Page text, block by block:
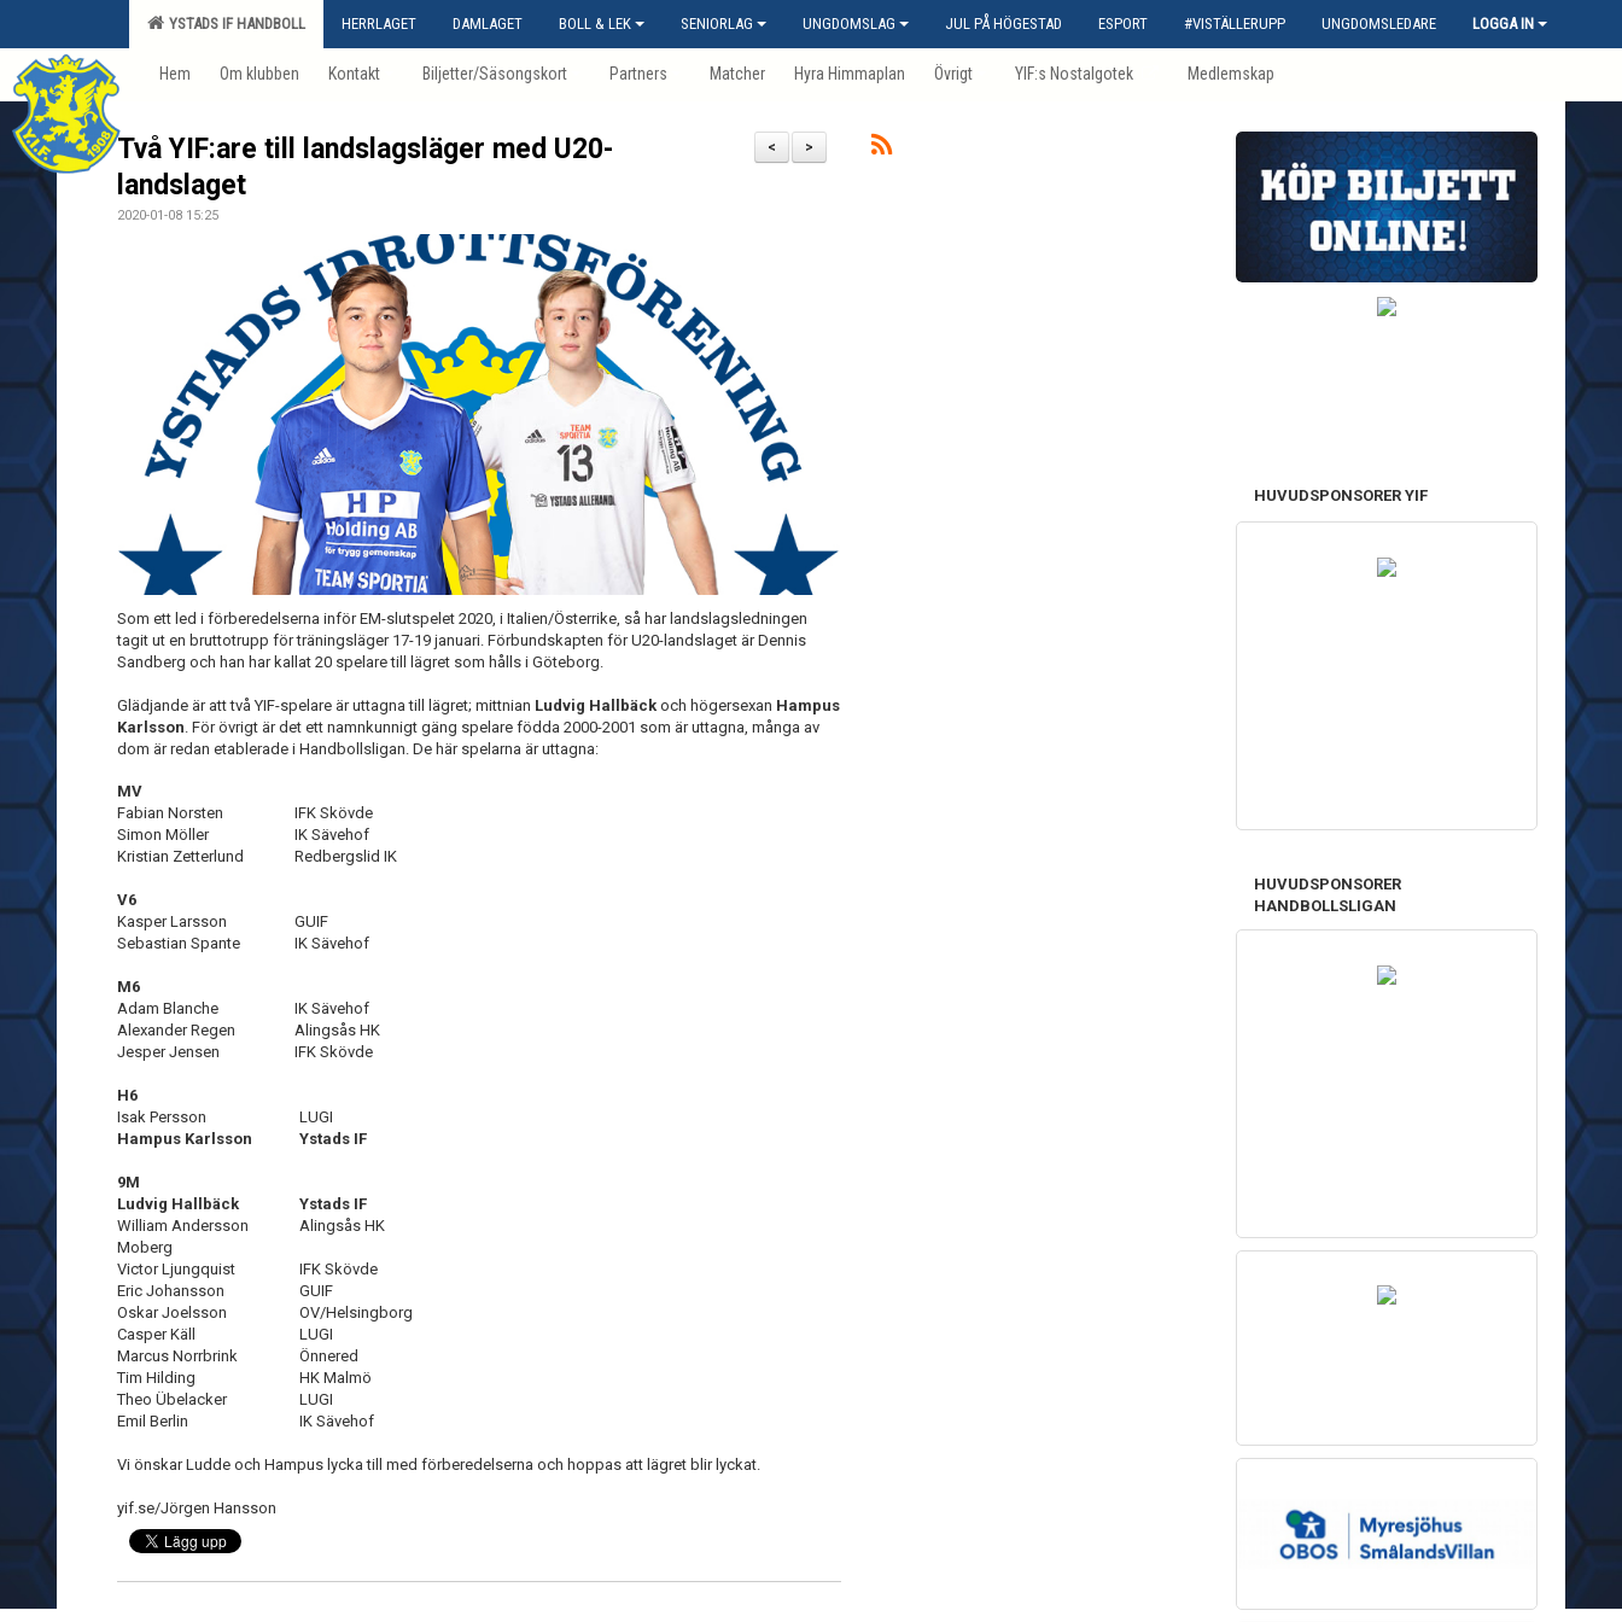
YSTADS IF HANDBOLL HERRLAGET DAMLAGET BOLL & LEK SENIORLAG UNGDOMSLAG JUL PÅ HÖGESTAD ESPORT #VISTÄLLERUPP UNGDOMSLEDARE LOGGA IN
Hem Om klubben Kontakt Biljetter/Säsongskort Partners Matcher Hyra Himmaplan Övrigt YIF:s Nostalgotek Medlemskap
>
<
Två YIF:are till landslagsläger med U20-
landslaget
2020-01-08 15:25
Som ett led i förberedelserna inför EM-slutspelet 2020, i Italien/Österrike, så har landslagsledningen
tagit ut en bruttotrupp för träningsläger 17-19 januari. Förbundskapten för U20-landslaget är Dennis
Sandberg och han har kallat 20 spelare till lägret som hålls i Göteborg.
Glädjande är att två YIF-spelare är uttagna till lägret; mittnian Ludvig Hallbäck och högersexan Hampus
Karlsson . För övrigt är det ett namnkunnigt gäng spelare födda 2000-2001 som är uttagna, många av
dom är redan etablerade i Handbollsligan. De här spelarna är uttagna:
MV
Fabian Norsten
IFK Skövde
Simon Möller
IK Sävehof
Kristian Zetterlund
Redbergslid IK
V6
Kasper Larsson
GUIF
Sebastian Spante
IK Sävehof
M6
Adam Blanche
IK Sävehof
Alexander Regen
Alingsås HK
Jesper Jensen
IFK Skövde
H6
Isak Persson
LUGI
Hampus Karlsson
Ystads IF
9M
Ludvig Hallbäck
Ystads IF
William Andersson
Moberg
Alingsås HK
Victor Ljungquist
IFK Skövde
Eric Johansson
GUIF
Oskar Joelsson
OV/Helsingborg
Casper Käll
LUGI
Marcus Norrbrink
Önnered
Tim Hilding
HK Malmö
Theo Übelacker
LUGI
Emil Berlin
IK Sävehof
Vi önskar Ludde och Hampus lycka till med förberedelserna och hoppas att lägret blir lyckat.
yif.se/Jörgen Hansson
HUVUDSPONSORER YIF
HUVUDSPONSORER
HANDBOLLSLIGAN